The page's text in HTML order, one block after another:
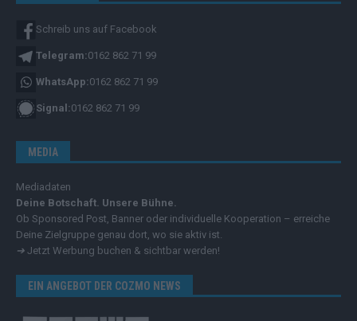
Schreib uns auf Facebook
Telegram:0162 862 71 99
WhatsApp:0162 862 71 99
Signal:0162 862 71 99
MEDIA
Mediadaten
Deine Botschaft. Unsere Bühne.
Ob Sponsored Post, Banner oder individuelle Kooperation – erreiche
Deine Zielgruppe genau dort, wo sie aktiv ist.
➔ Jetzt Werbung buchen & sichtbar werden!
EIN ANGEBOT DER COZMO NEWS